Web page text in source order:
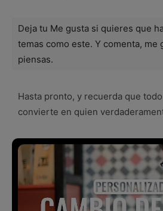
Deja tu Me gusta si quieres que
temas como este. Y comenta, me
piensas.
Hasta pronto, y recuerda que
convierte en quien